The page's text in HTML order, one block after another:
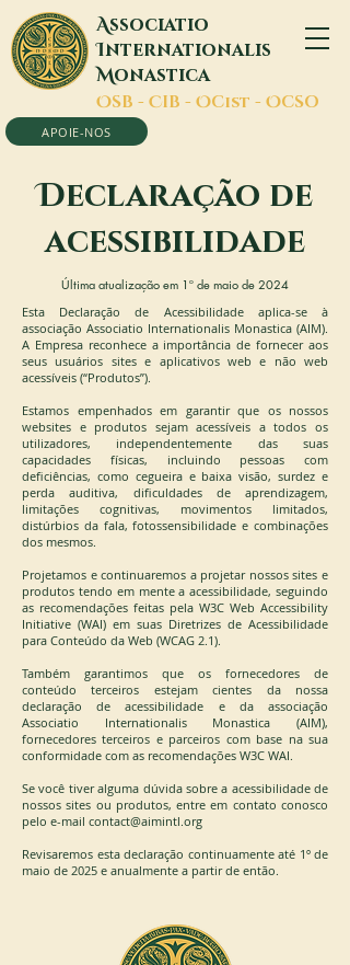
Associatio
Internationalis
Monastica
OSB - CIB - OCist - OCSO
APOIE-NOS
Declaração de
acessibilidade
Última atualização em 1º de maio de 2024
Esta Declaração de Acessibilidade aplica-se à
associação Associatio Internationalis Monastica (AIM).
A Empresa reconhece a importância de fornecer aos
seus usuários sites e aplicativos web e não web
acessíveis (“Produtos”).
Estamos empenhados em garantir que os nossos
websites e produtos sejam acessíveis a todos os
utilizadores, independentemente das suas
capacidades físicas, incluindo pessoas com
deficiências, como cegueira e baixa visão, surdez e
perda auditiva, dificuldades de aprendizagem,
limitações cognitivas, movimentos limitados,
distúrbios da fala, fotossensibilidade e combinações
dos mesmos.
Projetamos e continuaremos a projetar nossos sites e
produtos tendo em mente a acessibilidade, seguindo
as recomendações feitas pela W3C Web Accessibility
Initiative (WAI) em suas Diretrizes de Acessibilidade
para Conteúdo da Web (WCAG 2.1).
Também garantimos que os fornecedores de
conteúdo terceiros estejam cientes da nossa
declaração de acessibilidade e da associação
Associatio Internationalis Monastica (AIM),
fornecedores terceiros e parceiros com base na sua
conformidade com as recomendações W3C WAI.
Se você tiver alguma dúvida sobre a acessibilidade de
nossos sites ou produtos, entre em contato conosco
pelo e-mail contact@aimintl.org
Revisaremos esta declaração continuamente até 1º de
maio de 2025 e anualmente a partir de então.